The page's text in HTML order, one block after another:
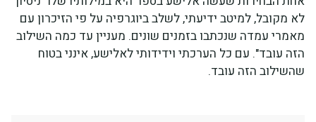
לא מקובל, למיטב ידיעתי, לשלב ביוגרפיה על פי הזיכרון עם
מאמרי עמדה שנכתבו בזמנים שונים. מעניין עד כמה השילוב
הזה עובד". עם כל הערכתי וידידותי לאלישע, אינני בטוח
שהשילוב הזה עובד.